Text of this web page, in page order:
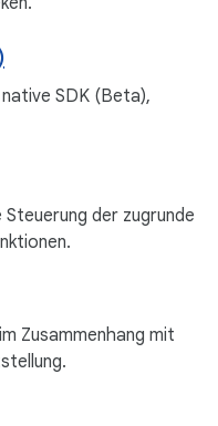
SDK (Beta),
der zugrunde
Zusammenhang mit